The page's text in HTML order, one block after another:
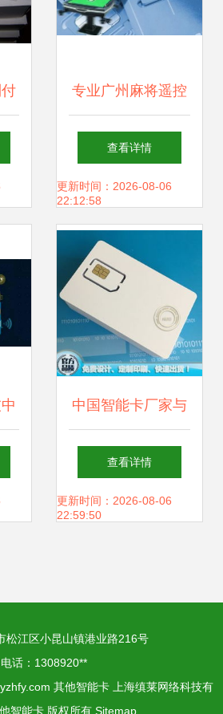
专业广州麻将遥控
智能卡销售服务，
品质智能卡引领行
业标准
查看详情
更新时间：2026-08-06
22:12:58
中国智能卡厂家与
价格解析 如何优选
供应商并掌握市场
查看详情
更新时间：2026-08-06
22:59:50
松江区小昆山镇港业路216号
电话：1308920**
其他智能卡
上海缜莱网络科技有
智能卡 版权所有 Sitemap